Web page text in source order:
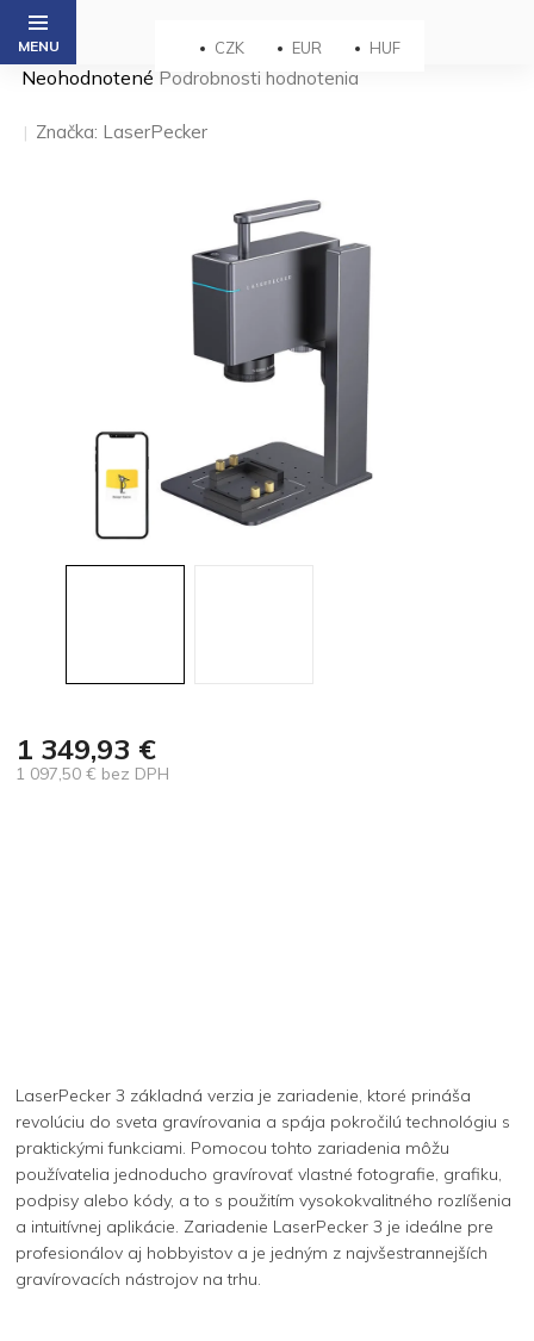
Prejsť
obsah
CZK EUR HUF
Priemerné
produktu
je
Neohodnotené Podrobnosti hodnotenia
Značka: LaserPecker
1 349,93 €
1 097,50 € bez DPH
LaserPecker 3 základná verzia je zariadenie, ktoré prináša
revolúciu do sveta gravírovania a spája pokročilú technológiu s
praktickými funkciami. Pomocou tohto zariadenia môžu
používatelia jednoducho gravírovať vlastné fotografie, grafiku,
podpisy alebo kódy, a to s použitím vysokokvalitného rozlíšenia
a intuitívnej aplikácie. Zariadenie LaserPecker 3 je ideálne pre
profesionálov aj hobbyistov a je jedným z najvšestrannejších
gravírovacích nástrojov na trhu.